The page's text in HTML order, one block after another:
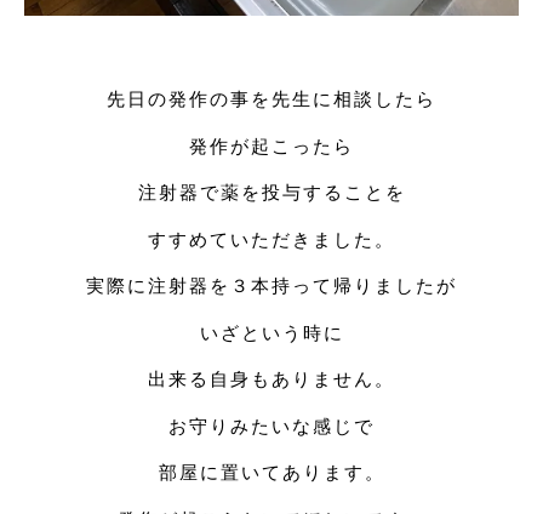
先日の発作の事を先生に相談したら
発作が起こったら
注射器で薬を投与することを
すすめていただきました。
実際に注射器を３本持って帰りましたが
いざという時に
出来る自身もありません。
お守りみたいな感じで
部屋に置いてあります。